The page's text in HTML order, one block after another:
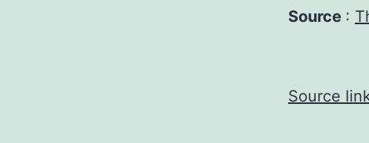
Source :
Source